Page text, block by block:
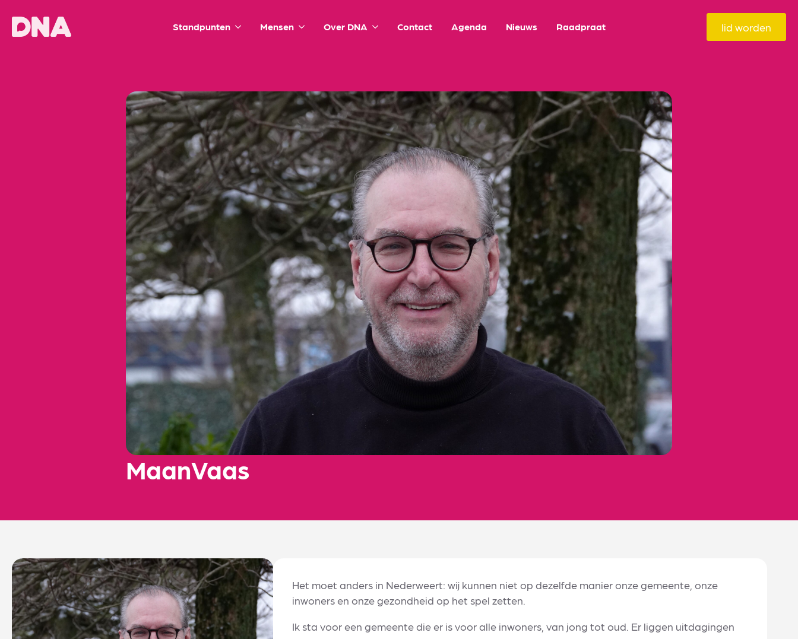
Standpunten Mensen Over DNA Contact Agenda Nieuws Raadpraat lid worden
MaanVaas
Het moet anders in Nederweert: wij kunnen niet op dezelfde manier onze gemeente, onze
inwoners en onze gezondheid op het spel zetten.
Ik sta voor een gemeente die er is voor alle inwoners, van jong tot oud. Er liggen uitdagingen